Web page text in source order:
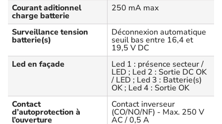
Courant aditionnel
charge batterie
250 mA max
Surveillance tension
batterie(s)
Déconnexion automatique
seuil bas entre 16,4 et
19,5 V DC
Led en façade
Led 1 : présence secteur /
LED ; Led 2 : Sortie DC OK
/ LED ; Led 3 : Batterie(s)
OK ; Led 4 : Sortie OK
Contact
d’autoprotection à
l’ouverture
Contact inverseur
(CO/NO/NF) - Max. 250 V
AC / 0,5 A